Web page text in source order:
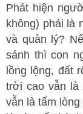
Phát hiện
không) phải là
và quản lý?
sánh thì con
lồng lộng, đất
trời cao vẫn là
vẫn là tấm